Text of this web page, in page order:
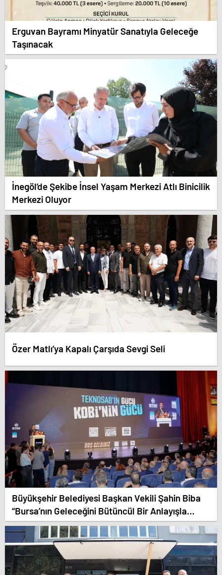
Erguvan Bayramı Minyatür Sanatıyla Geleceğe
Taşınacak
İnegöl’de Şekibe İnsel Yaşam Merkezi Atlı Binicilik
Merkezi Oluyor
Özer Matlı’ya Kapalı Çarşıda Sevgi Seli
Büyükşehir Belediyesi Başkan Vekili Şahin Biba
“Bursa’nın Geleceğini Bütüncül Bir Anlayışla
Planlıyoruz”